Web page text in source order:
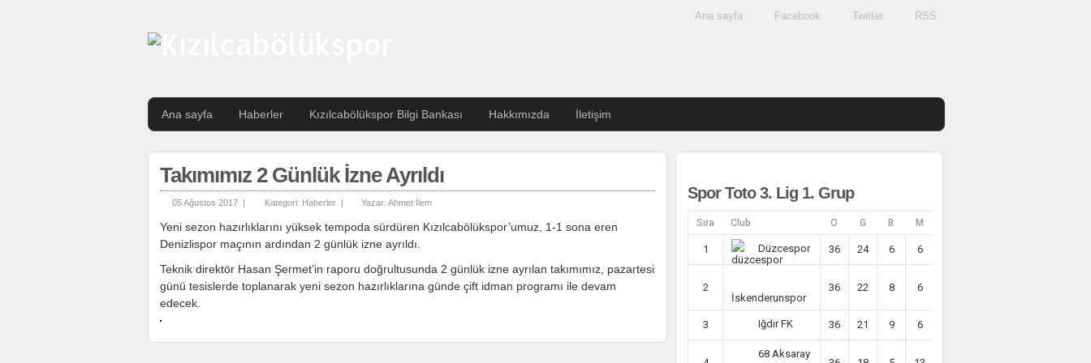
Ana sayfa Facebook Twitter RSS
Ana sayfa Haberler Kızılcabölükspor Bilgi Bankası Hakkımızda İletişim
Takımımız 2 Günlük İzne Ayrıldı
05 Ağustos 2017 | Kategori: Haberler | Yazar: Ahmet İlem
Yeni sezon hazırlıklarını yüksek tempoda sürdüren Kızılcabölükspor’umuz, 1-1 sona eren
Denizlispor maçının ardından 2 günlük izne ayrıldı.
Teknik direktör Hasan Şermet’in raporu doğrultusunda 2 günlük izne ayrılan takımımız, pazartesi
günü tesislerde toplanarak yeni sezon hazırlıklarına günde çift idman programı ile devam
edecek.
Spor Toto 3. Lig 1. Grup
Sıra Club O G B M
1 Düzcespor 36 24 6 6
2
İskenderunspor
36 22 8 6
3 Iğdır FK 36 21 9 6
68 Aksaray